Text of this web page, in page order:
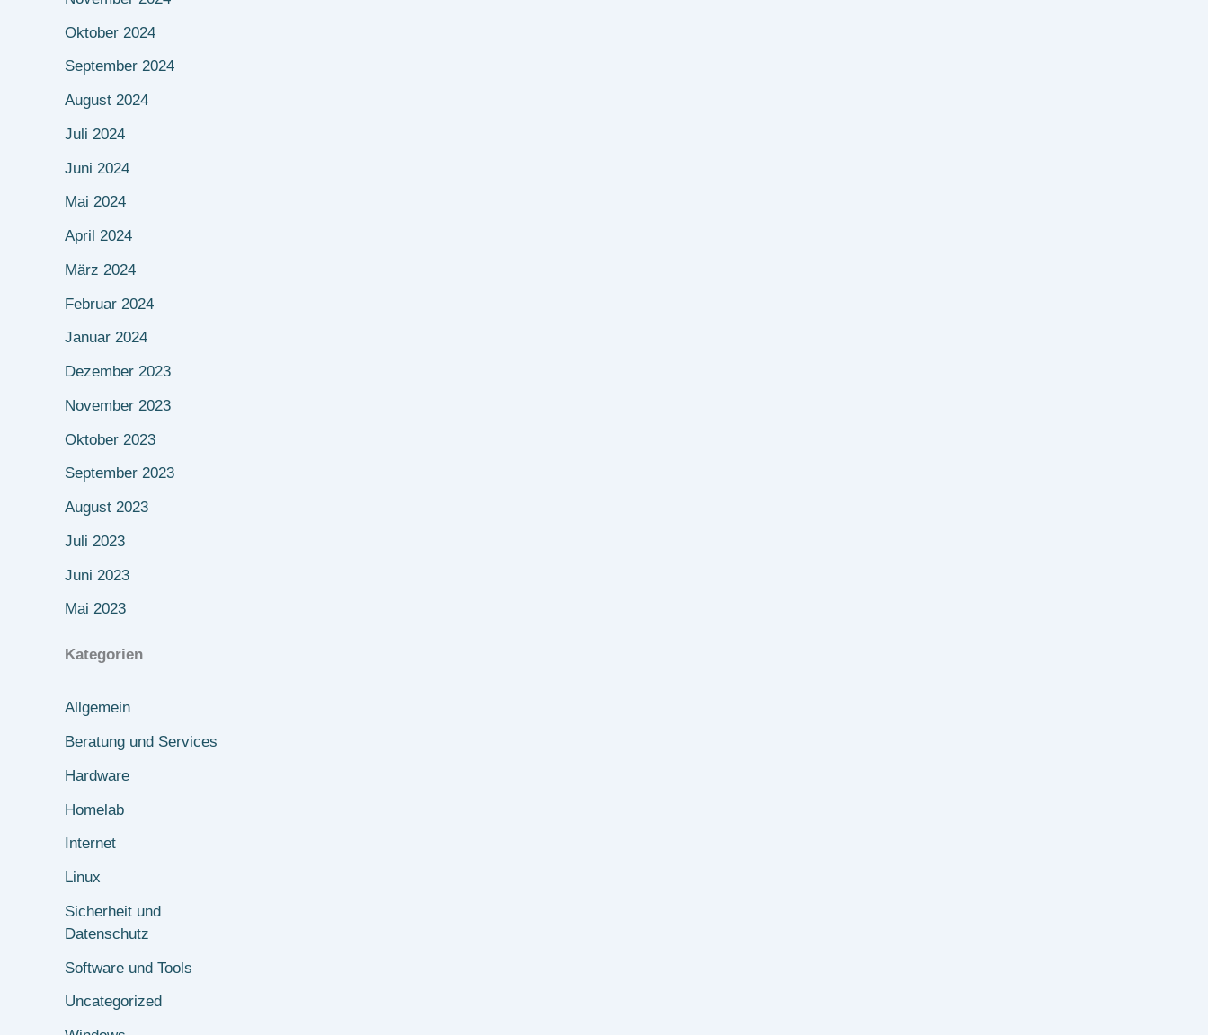
Oktober 2024
September 2024
August 2024
Juli 2024
Juni 2024
Mai 2024
April 2024
März 2024
Februar 2024
Januar 2024
Dezember 2023
November 2023
Oktober 2023
September 2023
August 2023
Juli 2023
Juni 2023
Mai 2023
Kategorien
Allgemein
Beratung und Services
Hardware
Homelab
Internet
Linux
Sicherheit und
Datenschutz
Software und Tools
Uncategorized